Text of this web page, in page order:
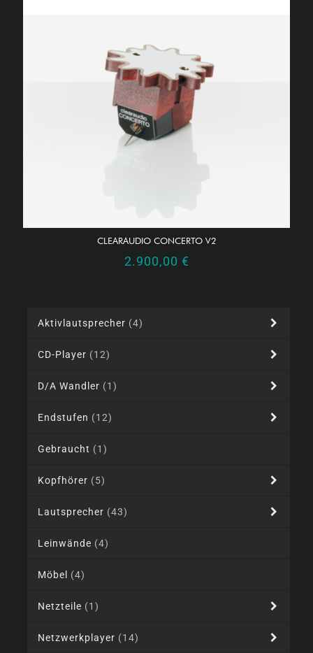
CLEARAUDIO CONCERTO V2
2.900,00 €
Aktivlautsprecher (4)
CD-Player (12)
D/A Wandler (1)
Endstufen (12)
Gebraucht (1)
Kopfhörer (5)
Lautsprecher (43)
Leinwände (4)
Möbel (4)
Netzteile (1)
Netzwerkplayer (14)